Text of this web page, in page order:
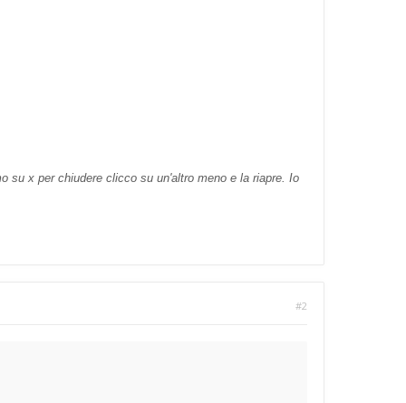
su x per chiudere clicco su un'altro meno e la riapre. Io
#2